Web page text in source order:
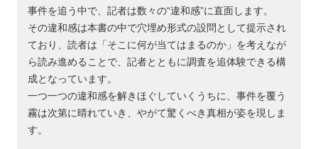
事件を追う中で、記者は数々の“違和感”に直面します。
その違和感は本書の中で穴埋め形式の設問として提示され
ており、読者は「そこに何が当てはまるのか」を考えなが
ら読み進めることで、記者とともに調査を追体験できる構
成となっています。
一つ一つの違和感を解きほぐしていくうちに、事件を覆う
霧は次第に晴れていき、やがて驚くべき真相が姿を現しま
す。